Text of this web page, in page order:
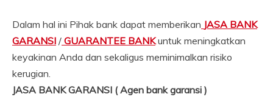
Dalam hal ini Pihak bank dapat memberikan JASA BANK
GARANSI / GUARANTEE BANKuntuk meningkatkan
keyakinan Anda dan sekaligus meminimalkan risiko
kerugian.
JASA BANK GARANSI ( Agen bank garansi )